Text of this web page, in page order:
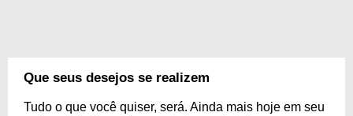
Que seus desejos se realizem
Tudo o que você quiser, será. Ainda mais hoje em seu